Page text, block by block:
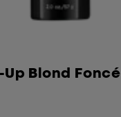
Blond Foncé